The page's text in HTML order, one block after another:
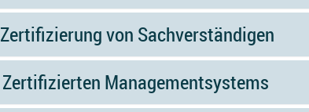
von Sachverständigen
Managementsystems